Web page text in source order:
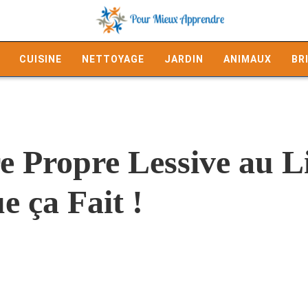
CUISINE NETTOYAGE JARDIN ANIMAUX
Propre Lessive au
ça Fait !